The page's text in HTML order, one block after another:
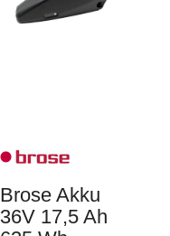
Brose Akku
36V 17,5 Ah